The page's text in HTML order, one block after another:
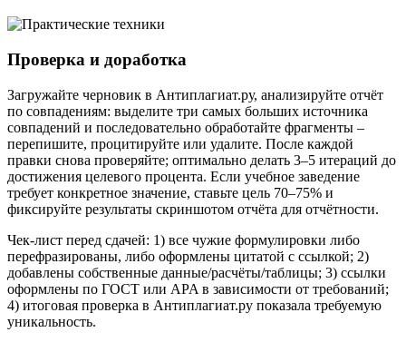
Проверка и доработка
Загружайте черновик в Антиплагиат.ру, анализируйте отчёт
по совпадениям: выделите три самых больших источника
совпадений и последовательно обработайте фрагменты –
перепишите, процитируйте или удалите. После каждой
правки снова проверяйте; оптимально делать 3–5 итераций до
достижения целевого процента. Если учебное заведение
требует конкретное значение, ставьте цель 70–75% и
фиксируйте результаты скриншотом отчёта для отчётности.
Чек-лист перед сдачей: 1) все чужие формулировки либо
перефразированы, либо оформлены цитатой с ссылкой; 2)
добавлены собственные данные/расчёты/таблицы; 3) ссылки
оформлены по ГОСТ или APA в зависимости от требований;
4) итоговая проверка в Антиплагиат.ру показала требуемую
уникальность.